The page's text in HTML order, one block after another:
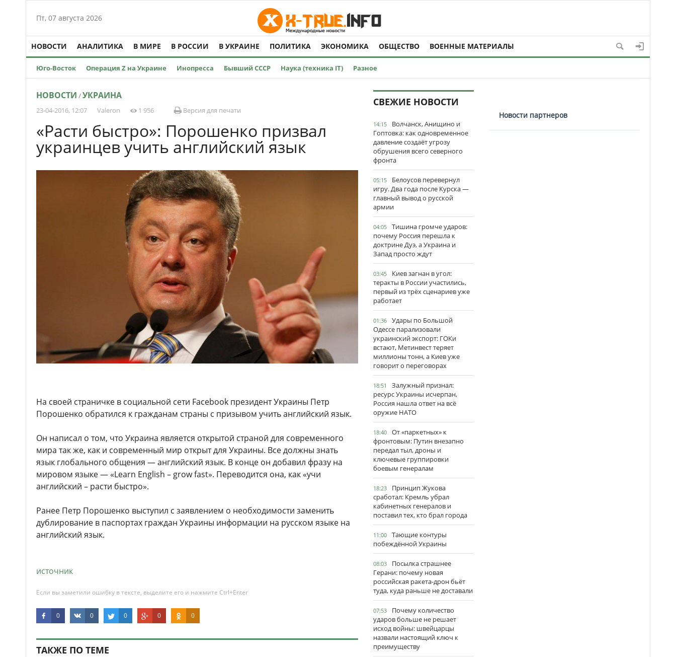
Пт, 07 августа 2026
НОВОСТИ АНАЛИТИКА В МИРЕ В РОССИИ В УКРАИНЕ ПОЛИТИКА ЭКОНОМИКА ОБЩЕСТВО ВОЕННЫЕ МАТЕРИАЛЫ
Юго-Восток Операция Z на Украине Инопресса Бывший СССР Наука (техника IT) Разное
НОВОСТИ /УКРАИНА
23-04-2016, 12:07 Valeron 1 956 Версия для печати
«Расти быстро»: Порошенко призвал
украинцев учить английский язык
На своей страничке в социальной сети Facebook президент Украины Петр
Порошенко обратился к гражданам страны с призывом учить английский язык.
Он написал о том, что Украина является открытой страной для современного
мира так же, как и современный мир открыт для Украины. Все должны знать
язык глобального общения — английский язык. В конце он добавил фразу на
мировом языке — «Learn English – grow fast». Переводится она, как «учи
английский – расти быстро».
Ранее Петр Порошенко выступил с заявлением о необходимости заменить
дублирование в паспортах граждан Украины информации на русском языке на
английский язык.
источник
Если вы заметили ошибку в тексте, выделите его и нажмите Ctrl+Enter
0 0 0 0 0
ТАКЖЕ ПО ТЕМЕ
СВЕЖИЕ НОВОСТИ
14:15
Волчанск, Анищино и
Гоптовка: как одновременное
давление создаёт угрозу
обрушения всего северного
фронта
05:15
Белоусов перевернул
игру. Два года после Курска —
главный вывод о русской
армии
04:05
Тишина громче ударов:
почему Россия перешла к
доктрине Дуэ, а Украина и
Запад просто ждут
03:45
Киев загнан в угол:
теракты в России участились,
первый из трёх сценариев уже
работает
01:36
Удары по Большой
Одессе парализовали
украинский экспорт: ГОКи
встают, Метинвест теряет
миллионы тонн, а Киев уже
говорит о переговорах
18:51
Залужный признал:
ресурс Украины исчерпан,
Россия нашла ответ на всё
оружие НАТО
18:40
От «паркетных» к
фронтовым: Путин внезапно
передал тыл, дроны и
ключевые группировки
боевым генералам
18:23
Принцип Жукова
сработал: Кремль убрал
кабинетных генералов и
поставил тех, кто брал города
11:00
Тающие контуры
побеждённой Украины
08:03
Посылка страшнее
Герани: почему новая
российская ракета-дрон бьёт
туда, куда раньше не доставали
07:53
Почему количество
ударов больше не решает
исход войны: швейцарцы
назвали настоящий ключ к
преимуществу
Новости партнеров